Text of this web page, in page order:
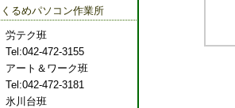
くるめパソコン作業所
労テク班
Tel:042-472-3155
アート＆ワーク班
Tel:042-472-3181
氷川台班